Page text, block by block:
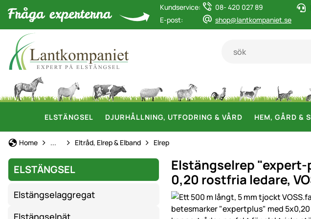
Kundservice:
08- 420 027 89
E-post:
shop@lantkompaniet.se
ELSTÄNGSEL DJURHÅLLNING, UTFODRING & VÅRD HEM, GÅRD &
Home Elstängsel
... Eltråd, Elrep & Elband Elrep
ELSTÄNGSEL
Elstängselaggregat
Elstängselnät
Elstängselrep "expert-
0,20 rostfria ledare,
Produktgaleri